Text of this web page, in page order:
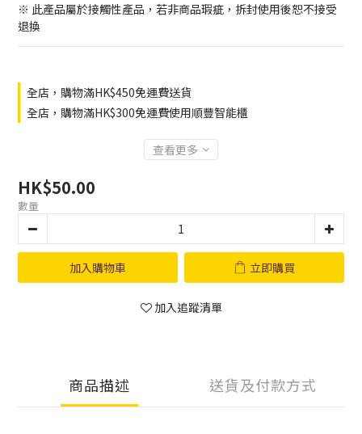
※ 此產品屬於接觸性產品，若非商品瑕疵，拆封使用後恕不接受
退換
全店，購物滿HK$450免運費送貨
全店，購物滿HK$300免運費使用順豐智能櫃
查看更多
HK$50.00
數量
加入購物車 立即購買
加入追蹤清單
商品描述 送貨及付款方式